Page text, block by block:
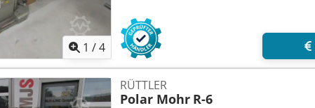
1 /4
RÜTTLER
Polar Mohr R-6